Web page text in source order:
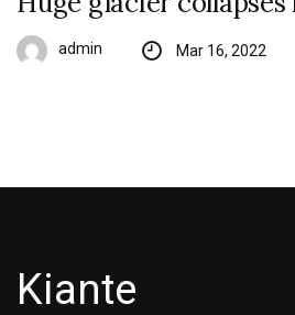
admin Mar 16, 2022
Kiante